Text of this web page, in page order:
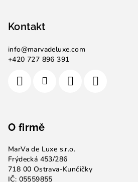
Kontakt
info@marvadeluxe.com
+420 727 896 391
O firmě
MarVa de Luxe s.r.o.
Frýdecká 453/286
718 00 Ostrava-Kunčičky
IČ: 05559855